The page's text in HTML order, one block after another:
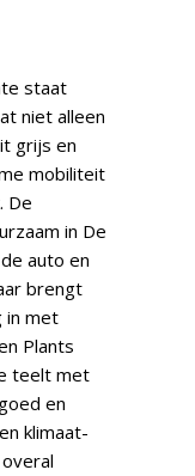
staat
niet alleen
grijs en
mobiliteit
De
in De
auto en
brengt
in met
Plants
teelt met
en
klimaat-